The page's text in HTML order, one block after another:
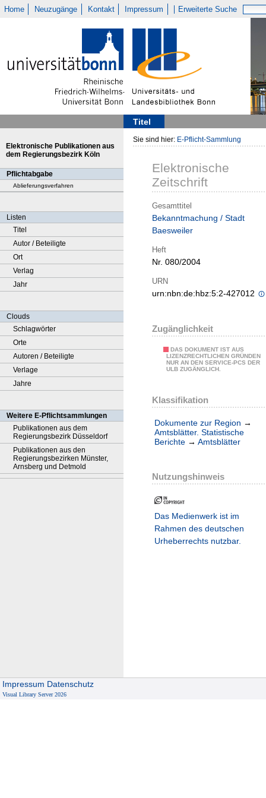
Home Neuzugänge Kontakt Impressum Erweiterte Suche
Titel
Elektronische Publikationen aus
dem Regierungsbezirk Köln
Pflichtabgabe
Ablieferungsverfahren
Listen
Titel
Autor / Beteiligte
Ort
Verlag
Jahr
Clouds
Schlagwörter
Orte
Autoren / Beteiligte
Verlage
Jahre
Weitere E-Pflichtsammlungen
Publikationen aus dem
Regierungsbezirk Düsseldorf
Publikationen aus den
Regierungsbezirken Münster,
Arnsberg und Detmold
Sie sind hier: E-Pflicht-Sammlung
Elektronische
Zeitschrift
Gesamttitel
Bekanntmachung / Stadt
Baesweiler
Heft
Nr. 080/2004
URN
urn:nbn:de:hbz:5:2-427012
Zugänglichkeit
DAS DOKUMENT IST AUS
LIZENZRECHTLICHEN GRÜNDEN
NUR AN DEN SERVICE-PCS DER
ULB ZUGÄNGLICH.
Klassifikation
Dokumente zur Region →
Amtsblätter. Statistische
Berichte → Amtsblätter
Nutzungshinweis
Das Medienwerk ist im
Rahmen des deutschen
Urheberrechts nutzbar.
Impressum Datenschutz
Visual Library Server 2026